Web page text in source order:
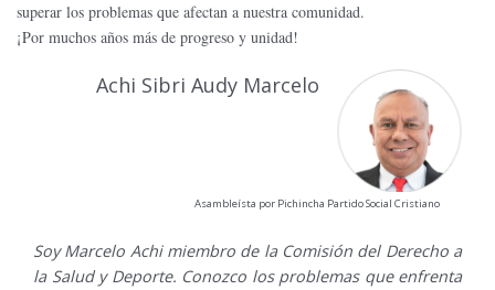
superar los problemas que afectan a nuestra comunidad.
¡Por muchos años más de progreso y unidad!
Achi Sibri Audy Marcelo
Asambleísta por Pichincha Partido Social Cristiano
Soy Marcelo Achi miembro de la Comisión del Derecho a
la Salud y Deporte. Conozco los problemas que enfrenta